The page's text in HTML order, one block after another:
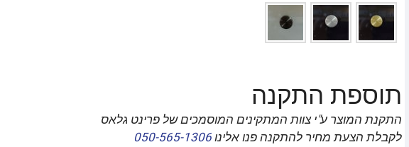
תוספת התקנה
התקנת המוצר ע"י צוות המתקינים המוסמכים של פרינט גלאס
לקבלת הצעת מחיר להתקנה פנו אלינו050-565-1306